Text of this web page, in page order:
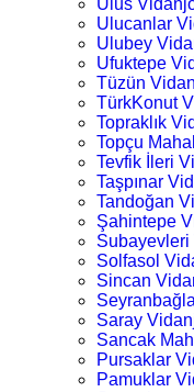
Ulus
Ulucanlar
Ulubey
Ufuktepe
Tüzün
TürkKonut
Topraklık
Topçu
Tevfik İleri
Taşpınar
Tandoğan
Şahintepe
Solfasol
Sincan
Saray
Sancak
Pursaklar
Pamuklar